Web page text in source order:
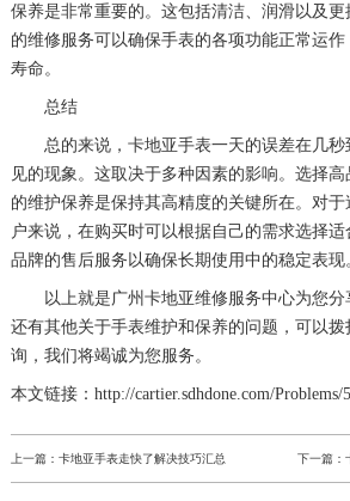
保养是非常重要的。这包括清洁、润滑以及
的维修服务可以确保手表的各项功能正常运
寿命。
总结
总的来说，卡地亚手表一天的误差在几秒
见的现象。这取决于多种因素的影响。选择
的维护保养是保持其高精度的关键所在。对
户来说，在购买时可以根据自己的需求选择
品牌的售后服务以确保长期使用中的稳定表现
以上就是 广州卡地亚维修服务中心为您分
还有其他关于手表维护和保养的问题，可以拨
询，我们将竭诚为您服务。
本文链接：http://cartier.sdhdone.com/Problems/
上一篇： 卡地亚手表走快了解决技巧汇总 下一篇：